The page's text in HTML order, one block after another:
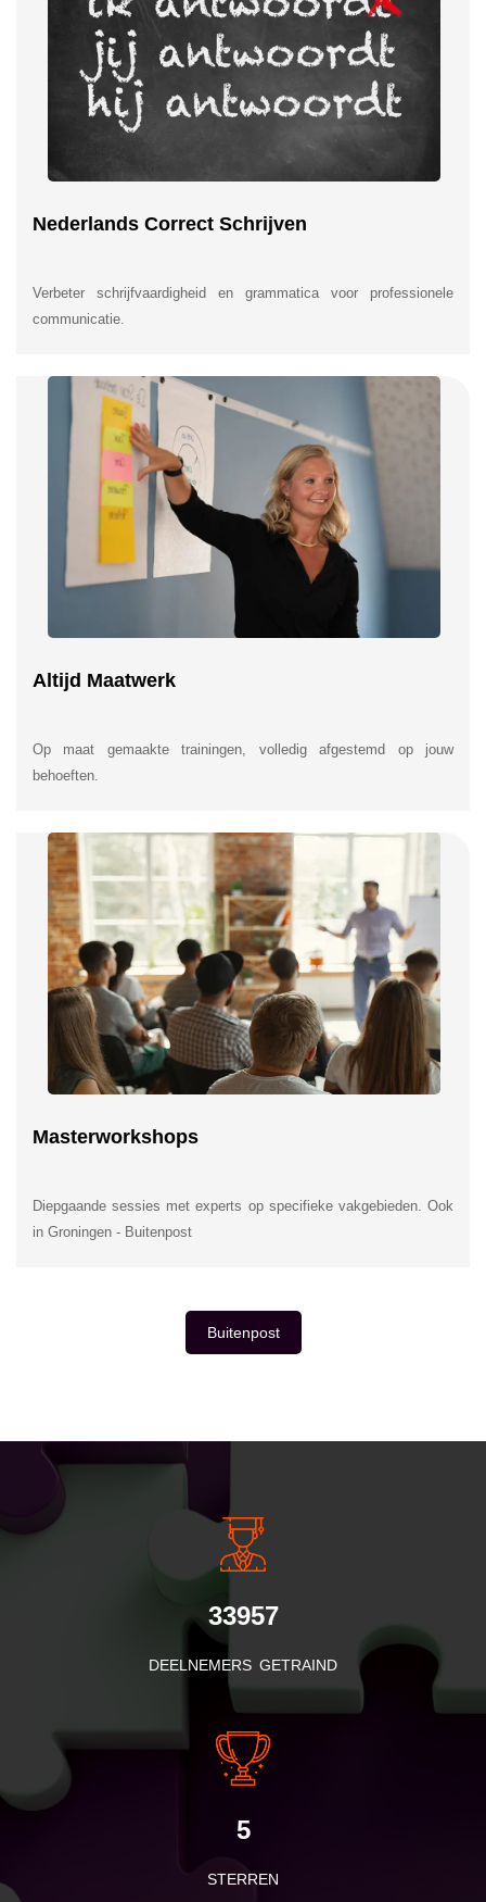
Nederlands Correct Schrijven
Verbeter schrijfvaardigheid en grammatica voor professionele
communicatie.
Altijd Maatwerk
Op maat gemaakte trainingen, volledig afgestemd op jouw
behoeften.
Masterworkshops
Diepgaande sessies met experts op specifieke vakgebieden. Ook
in Groningen - Buitenpost
Buitenpost
INSIDE INFORMATIE
33957
DEELNEMERS GETRAIND
5
STERREN